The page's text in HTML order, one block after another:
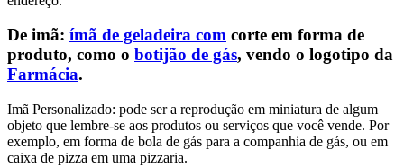
De imã: ímã de geladeira com corte em forma de
produto, como o botijão de gás, vendo o logotipo da
Farmácia.
Imã Personalizado: pode ser a reprodução em miniatura de algum
objeto que lembre-se aos produtos ou serviços que você vende. Por
exemplo, em forma de bola de gás para a companhia de gás, ou em
caixa de pizza em uma pizzaria.